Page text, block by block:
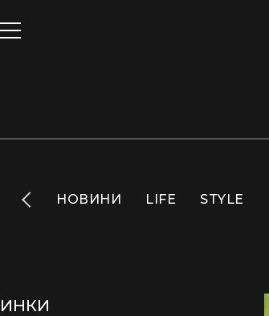
INFO НОВИНИ LIFE STYLE